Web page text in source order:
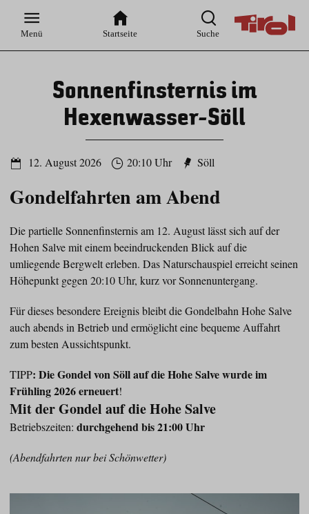
Hauptnavigation
Inhaltsbereich
Menü Startseite Suche
Sonnenfinsternis im
Hexenwasser-Söll
12. August 2026 20:10 Uhr Söll
Gondelfahrten am Abend
Die partielle Sonnenfinsternis am 12. August lässt sich auf der
Hohen Salve mit einem beeindruckenden Blick auf die
umliegende Bergwelt erleben. Das Naturschauspiel erreicht seinen
Höhepunkt gegen 20:10 Uhr, kurz vor Sonnenuntergang.
Für dieses besondere Ereignis bleibt die Gondelbahn Hohe Salve
auch abends in Betrieb und ermöglicht eine bequeme Auffahrt
zum besten Aussichtspunkt.
TIPP: Die Gondel von Söll auf die Hohe Salve wurde im
Frühling 2026 erneuert!
Mit der Gondel auf die Hohe Salve
Betriebszeiten: durchgehend bis 21:00 Uhr
(Abendfahrten nur bei Schönwetter)